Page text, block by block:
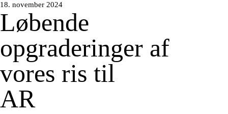
18. november 2024
Løbende
opgraderinger af
vores ris til
AR